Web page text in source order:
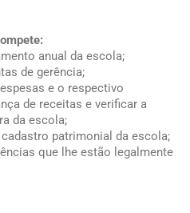
anual da escola;
de gerência;
e o respectivo
de receitas e verificar a
da escola;
patrimonial da escola;
que lhe estão legalmente